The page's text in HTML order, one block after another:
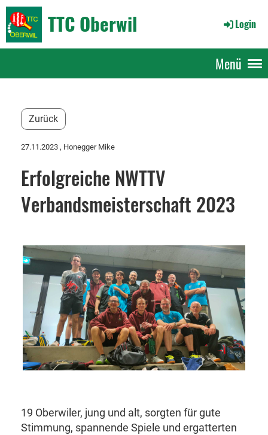
TTC Oberwil Login
Menü
Zurück
27.11.2023 , Honegger Mike
Erfolgreiche NWTTV
Verbandsmeisterschaft 2023
19 Oberwiler, jung und alt, sorgten für gute
Stimmung, spannende Spiele und ergatterten